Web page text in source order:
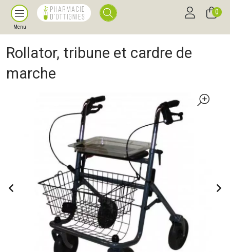
Menu
0
Rollator, tribune et cardre de
marche